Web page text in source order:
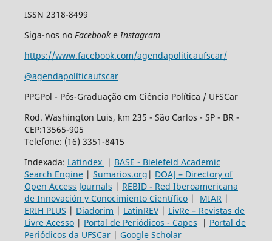
ISSN 2318-8499
Siga-nos no Facebook eInstagram
https://www.facebook.com/agendapoliticaufscar/
@agendapolíticaufscar
PPGPol - Pós-Graduação em Ciência Política / UFSCar
Rod. Washington Luis, km 235 - São Carlos - SP - BR -
CEP:13565-905
Telefone: (16) 3351-8415
Indexada: Latindex | BASE - Bielefeld Academic
Search Engine| Sumarios.org | DOAJ – Directory of
Open Access Journals | REBID - Red Iberoamericana
de Innovación y Conocimiento Científico| MIAR|
ERIH PLUS | Diadorim | LatinREV| LivRe – Revistas de
Livre Acesso| Portal de Periódicos - Capes | Portal de
Periódicos da UFSCar| Google Scholar